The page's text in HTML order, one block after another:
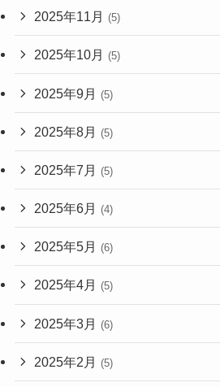
2025年11月 (5)
2025年10月 (5)
2025年9月 (5)
2025年8月 (5)
2025年7月 (5)
2025年6月 (4)
2025年5月 (6)
2025年4月 (5)
2025年3月 (6)
2025年2月 (5)